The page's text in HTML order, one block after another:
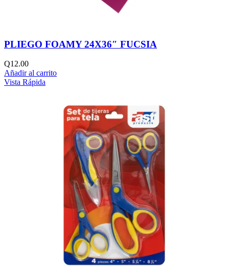
PLIEGO FOAMY 24X36″ FUCSIA
Q12.00
Añadir al carrito
Vista Rápida